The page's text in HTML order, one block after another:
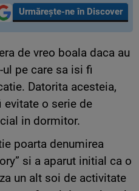
Urmărește-ne în Discover
de vreo boala daca au
pe care sa isi fi
Datorita acesteia,
o serie de
in dormitor.
poarta denumirea
si a aparut initial ca o
un alt soi de activitate